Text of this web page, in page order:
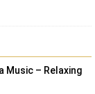
Music – Relaxing